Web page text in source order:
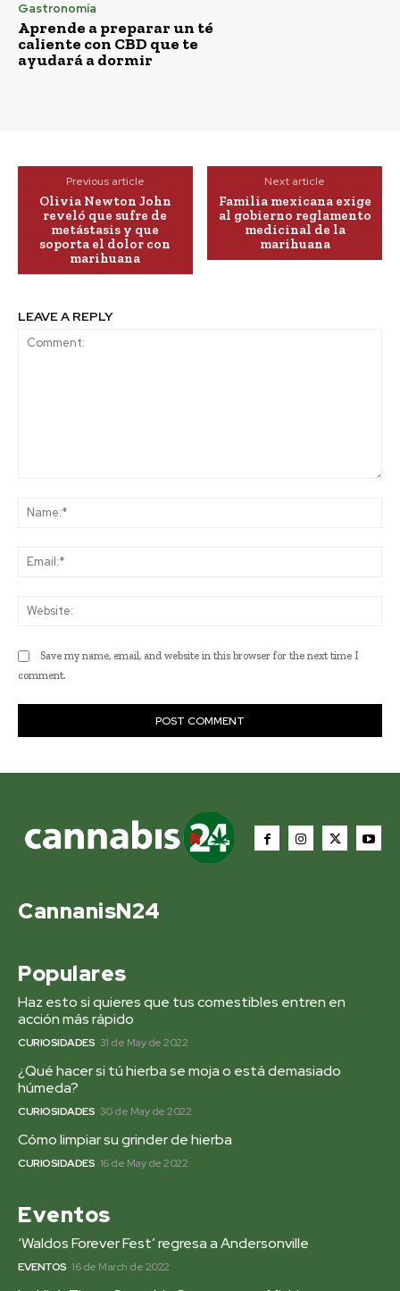
Gastronomía
Aprende a preparar un té
caliente con CBD que te
ayudará a dormir
Previous article
Olivia Newton John
reveló que sufre de
metástasis y que
soporta el dolor con
marihuana
Next article
Familia mexicana exige
al gobierno reglamento
medicinal de la
marihuana
LEAVE A REPLY
Save my name, email, and website in this browser for the next time I
comment.
CannanisN24
Populares
Haz esto si quieres que tus comestibles entren en
acción más rápido
CURIOSIDADES 31 de May de 2022
¿Qué hacer si tú hierba se moja o está demasiado
húmeda?
CURIOSIDADES 30 de May de 2022
Cómo limpiar su grinder de hierba
CURIOSIDADES 16 de May de 2022
Eventos
‘Waldos Forever Fest’ regresa a Andersonville
EVENTOS 16 de March de 2022